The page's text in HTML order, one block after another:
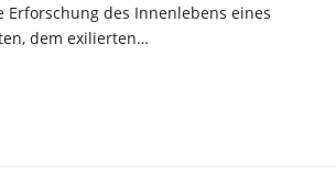
des Innenlebens eines
dem exilierten…